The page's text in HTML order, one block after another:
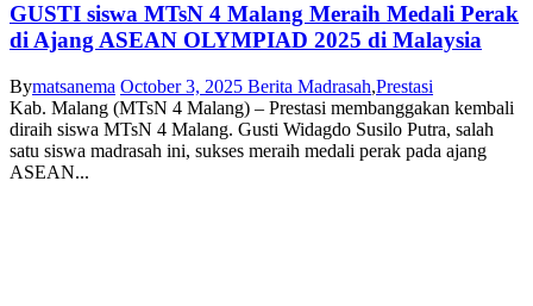
GUSTI siswa MTsN 4 Malang Meraih Medali Perak
di Ajang ASEAN OLYMPIAD 2025 di Malaysia
Bymatsanema October 3, 2025 Berita Madrasah,Prestasi
Kab. Malang (MTsN 4 Malang) – Prestasi membanggakan kembali
diraih siswa MTsN 4 Malang. Gusti Widagdo Susilo Putra, salah
satu siswa madrasah ini, sukses meraih medali perak pada ajang
ASEAN...